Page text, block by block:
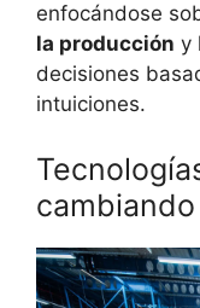
enfocándose
la producción y
decisiones
intuiciones.